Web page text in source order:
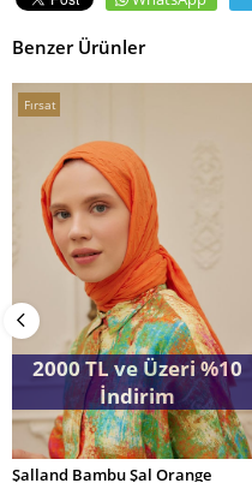
Benzer Ürünler
SEPETE EKLE
Fırsat
Şalland Bambu Şal Orange
2000 TL ve Üzeri %10
İndirim